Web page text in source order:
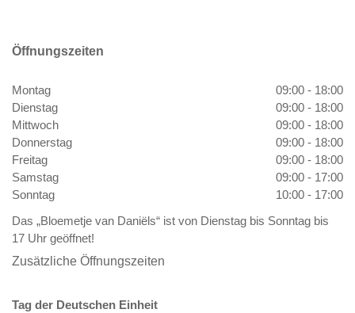
Öffnungszeiten
Montag
09:00 - 18:00
Dienstag
09:00 - 18:00
Mittwoch
09:00 - 18:00
Donnerstag
09:00 - 18:00
Freitag
09:00 - 18:00
Samstag
09:00 - 17:00
Sonntag
10:00 - 17:00
Das „Bloemetje van Daniëls“ ist von Dienstag bis Sonntag bis
17 Uhr geöffnet!
Zusätzliche Öffnungszeiten
Tag der Deutschen Einheit